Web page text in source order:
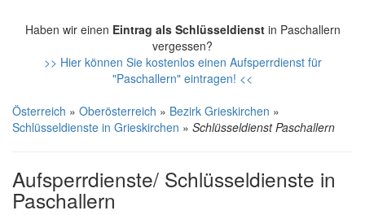
Haben wir einen Eintrag als Schlüsseldienstin Paschallern
vergessen?
>> Hier können Sie kostenlos einen Aufsperrdienst für
"Paschallern" eintragen! <<
Österreich » Oberösterreich » Bezirk Grieskirchen »
Schlüsseldienste in Grieskirchen » Schlüsseldienst Paschallern
Aufsperrdienste/ Schlüsseldienste in
Paschallern